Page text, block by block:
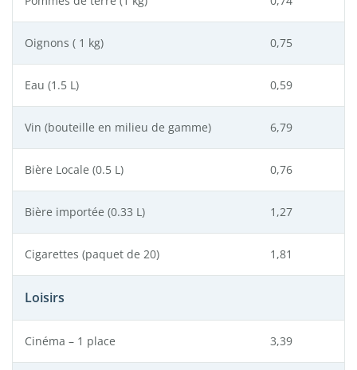
Oignons ( 1 kg) 0,75
Eau (1.5 L) 0,59
Vin (bouteille en milieu de gamme) 6,79
Bière Locale (0.5 L) 0,76
Bière importée (0.33 L) 1,27
Cigarettes (paquet de 20) 1,81
Loisirs
Cinéma – 1 place 3,39